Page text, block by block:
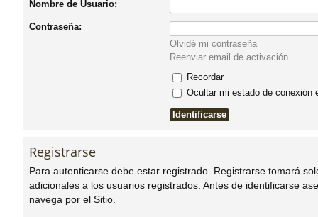
rá
Nombre de Usuario:
Contraseña:
Olvidé mi contraseña
Reenviar email de activación
Recordar
Ocultar mi estado de conexión
Registrarse
Para autenticarse debe estar registrado. Registrarse tomará
adicionales a los usuarios registrados. Antes de identificarse
navega por el Sitio.